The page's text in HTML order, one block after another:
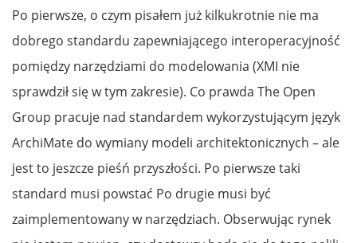
Po pierwsze, o czym pisałem już kilkukrotnie nie ma
dobrego standardu zapewniającego interoperacyjność
pomiędzy narzędziami do modelowania (XMI nie
sprawdził się w tym zakresie). Co prawda The Open
Group pracuje nad standardem wykorzystującym język
ArchiMate do wymiany modeli architektonicznych – ale
jest to jeszcze pieśń przyszłości. Po pierwsze taki
standard musi powstać Po drugie musi być
zaimplementowany w narzędziach. Obserwując rynek